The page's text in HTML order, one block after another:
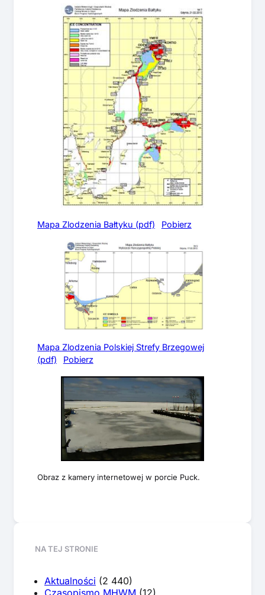
Mapa Zlodzenia Bałtyku (pdf) Pobierz
Mapa Zlodzenia Polskiej Strefy Brzegowej
(pdf)
Pobierz
Obraz z kamery internetowej w porcie Puck.
NA TEJ STRONIE
Aktualności (2 440)
Czasopismo MHWM (12)